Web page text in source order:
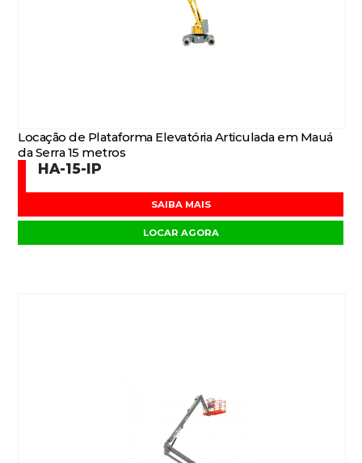
Locação de Plataforma Elevatória Articulada em Mauá
da Serra 15 metros
HA-15-IP
SAIBA MAIS
LOCAR AGORA